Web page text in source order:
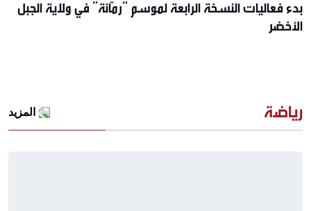
بدء فعاليات النسخة الرابعة لموسم “رمّانة” في ولاية الجبل
الأخضر
رياضة المزيد